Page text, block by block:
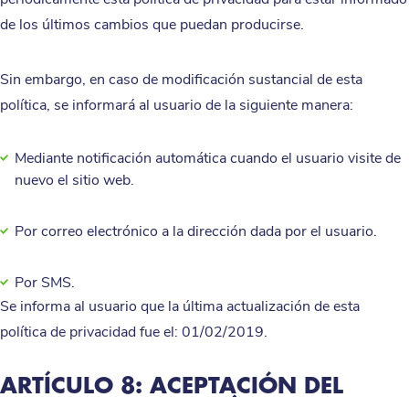
de los últimos cambios que puedan producirse.
Sin embargo, en caso de modificación sustancial de esta
política, se informará al usuario de la siguiente manera:
Mediante notificación automática cuando el usuario visite de
nuevo el sitio web.
Por correo electrónico a la dirección dada por el usuario.
Por SMS.
Se informa al usuario que la última actualización de esta
política de privacidad fue el: 01/02/2019.
ARTÍCULO 8: ACEPTACIÓN DEL